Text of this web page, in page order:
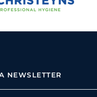
NEWSLETTER